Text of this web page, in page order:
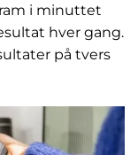
i minuttet
hver gang.
på tvers